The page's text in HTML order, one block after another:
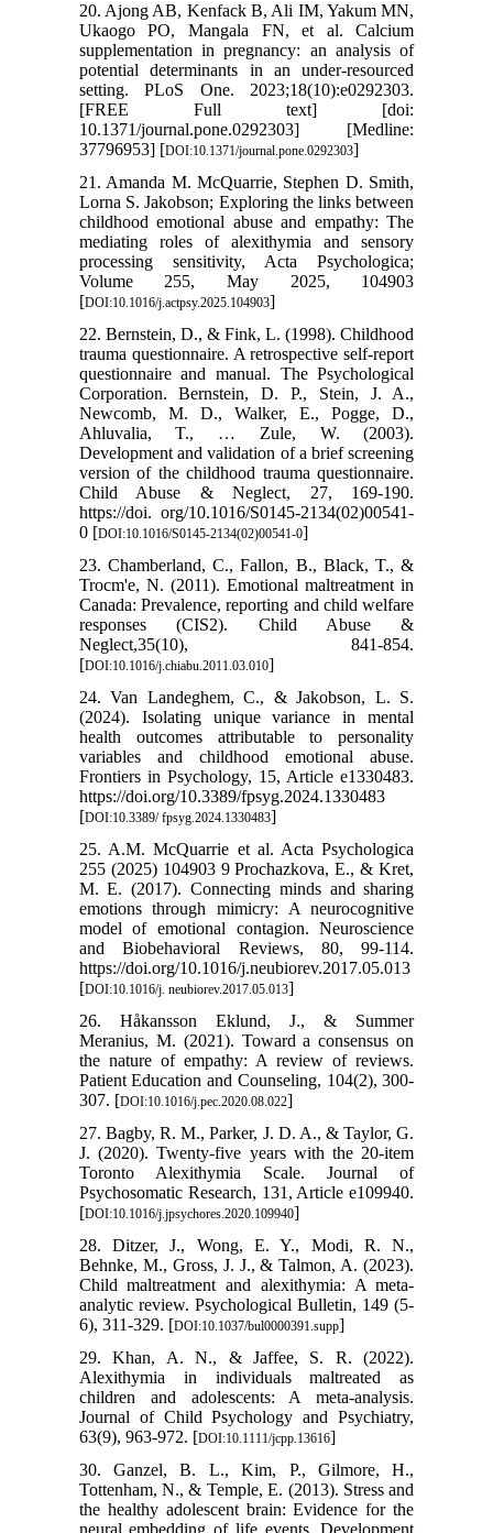
20. Ajong AB, Kenfack B, Ali IM, Yakum MN,
Ukaogo PO, Mangala FN, et al. Calcium
supplementation in pregnancy: an analysis of
potential determinants in an under-resourced
setting. PLoS One. 2023;18(10):e0292303.
[FREE Full text] [doi:
10.1371/journal.pone.0292303] [Medline:
37796953] [DOI:10.1371/journal.pone.0292303]
21. Amanda M. McQuarrie, Stephen D. Smith,
Lorna S. Jakobson; Exploring the links between
childhood emotional abuse and empathy: The
mediating roles of alexithymia and sensory
processing sensitivity, Acta Psychologica;
Volume 255, May 2025, 104903
[DOI:10.1016/j.actpsy.2025.104903]
22. Bernstein, D., & Fink, L. (1998). Childhood
trauma questionnaire. A retrospective self-report
questionnaire and manual. The Psychological
Corporation. Bernstein, D. P., Stein, J. A.,
Newcomb, M. D., Walker, E., Pogge, D.,
Ahluvalia, T., … Zule, W. (2003).
Development and validation of a brief screening
version of the childhood trauma questionnaire.
Child Abuse & Neglect, 27, 169-190.
https://doi. org/10.1016/S0145-2134(02)00541-
0 [DOI:10.1016/S0145-2134(02)00541-0]
23. Chamberland, C., Fallon, B., Black, T., &
Trocm'e, N. (2011). Emotional maltreatment in
Canada: Prevalence, reporting and child welfare
responses (CIS2). Child Abuse &
Neglect,35(10), 841-854.
[DOI:10.1016/j.chiabu.2011.03.010]
24. Van Landeghem, C., & Jakobson, L. S.
(2024). Isolating unique variance in mental
health outcomes attributable to personality
variables and childhood emotional abuse.
Frontiers in Psychology, 15, Article e1330483.
https://doi.org/10.3389/fpsyg.2024.1330483
[DOI:10.3389/ fpsyg.2024.1330483]
25. A.M. McQuarrie et al. Acta Psychologica
255 (2025) 104903 9 Prochazkova, E., & Kret,
M. E. (2017). Connecting minds and sharing
emotions through mimicry: A neurocognitive
model of emotional contagion. Neuroscience
and Biobehavioral Reviews, 80, 99-114.
https://doi.org/10.1016/j.neubiorev.2017.05.013
[DOI:10.1016/j. neubiorev.2017.05.013]
26. Håkansson Eklund, J., & Summer
Meranius, M. (2021). Toward a consensus on
the nature of empathy: A review of reviews.
Patient Education and Counseling, 104(2), 300-
307. [DOI:10.1016/j.pec.2020.08.022]
27. Bagby, R. M., Parker, J. D. A., & Taylor, G.
J. (2020). Twenty-five years with the 20-item
Toronto Alexithymia Scale. Journal of
Psychosomatic Research, 131, Article e109940.
[DOI:10.1016/j.jpsychores.2020.109940]
28. Ditzer, J., Wong, E. Y., Modi, R. N.,
Behnke, M., Gross, J. J., & Talmon, A. (2023).
Child maltreatment and alexithymia: A meta-
analytic review. Psychological Bulletin, 149 (5-
6), 311-329. [DOI:10.1037/bul0000391.supp]
29. Khan, A. N., & Jaffee, S. R. (2022).
Alexithymia in individuals maltreated as
children and adolescents: A meta-analysis.
Journal of Child Psychology and Psychiatry,
63(9), 963-972. [DOI:10.1111/jcpp.13616]
30. Ganzel, B. L., Kim, P., Gilmore, H.,
Tottenham, N., & Temple, E. (2013). Stress and
the healthy adolescent brain: Evidence for the